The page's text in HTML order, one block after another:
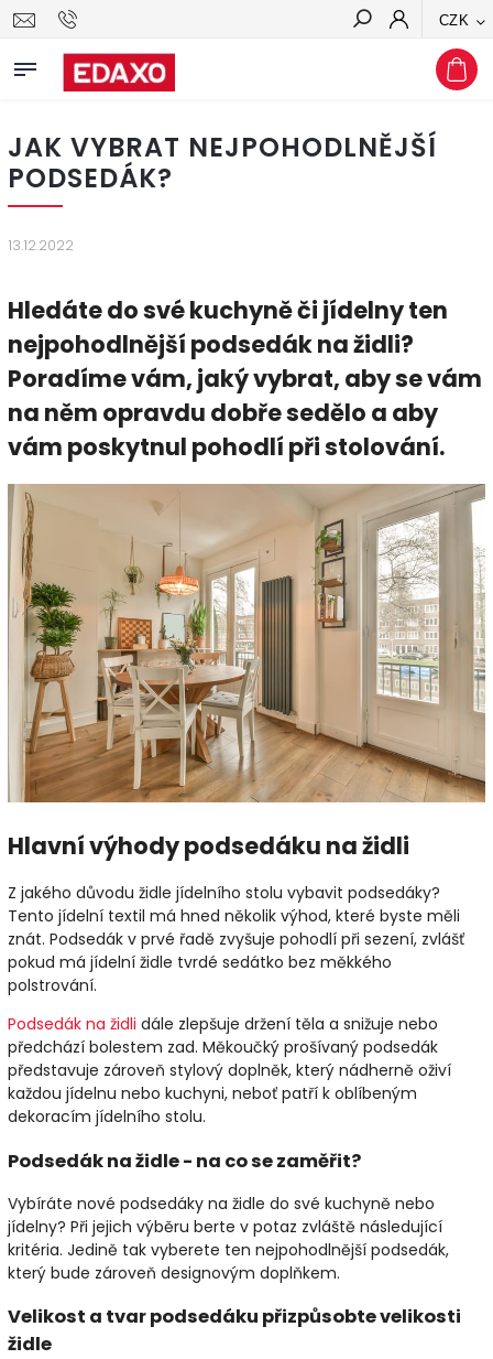
CZK
Hledat
JAK VYBRAT NEJPOHODLNĚJŠÍ
PODSEDÁK?
13.12.2022
Hledáte do své kuchyně či jídelny ten
nejpohodlnější podsedák na židli?
Poradíme vám, jaký vybrat, aby se vám
na něm opravdu dobře sedělo a aby
vám poskytnul pohodlí při stolování.
Hlavní výhody podsedáku na židli
Z jakého důvodu židle jídelního stolu vybavit podsedáky?
Tento jídelní textil má hned několik výhod, které byste měli
znát. Podsedák v prvé řadě zvyšuje pohodlí při sezení, zvlášť
pokud má jídelní židle tvrdé sedátko bez měkkého
polstrování.
Podsedák na židli dále zlepšuje držení těla a snižuje nebo
předchází bolestem zad. Měkoučký prošívaný podsedák
představuje zároveň stylový doplněk, který nádherně oživí
každou jídelnu nebo kuchyni, neboť patří k oblíbeným
dekoracím jídelního stolu.
Podsedák na židle - na co se zaměřit?
Vybíráte nové podsedáky na židle do své kuchyně nebo
jídelny? Při jejich výběru berte v potaz zvláště následující
kritéria. Jedině tak vyberete ten nejpohodlnější podsedák,
který bude zároveň designovým doplňkem.
Velikost a tvar podsedáku přizpůsobte velikosti
židle